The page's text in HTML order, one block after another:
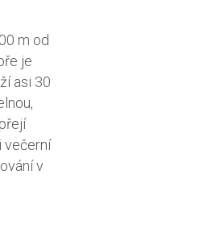
m od
je
asi 30
večerní
v